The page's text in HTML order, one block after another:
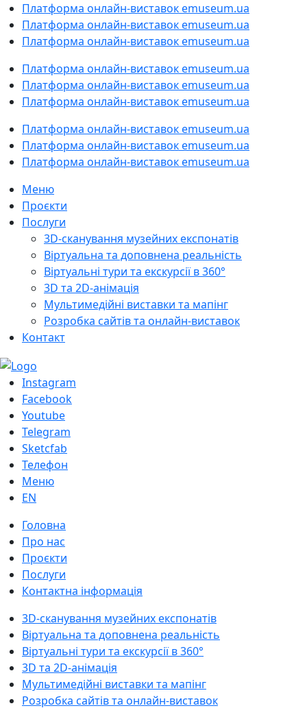
Платформа онлайн-виставок emuseum.ua
Платформа онлайн-виставок emuseum.ua
Платформа онлайн-виставок emuseum.ua
Платформа онлайн-виставок emuseum.ua
Платформа онлайн-виставок emuseum.ua
Платформа онлайн-виставок emuseum.ua
Платформа онлайн-виставок emuseum.ua
Платформа онлайн-виставок emuseum.ua
Платформа онлайн-виставок emuseum.ua
Меню
Проєкти
Послуги
3D-cканування музейних експонатів
Віртуальна та доповнена реальність
Віртуальні тури та екскурсії в 360°
3D та 2D-анімація
Мультимедійні виставки та мапінг
Розробка сайтів та онлайн-виставок
Контакт
Instagram
Facebook
Youtube
Telegram
Sketcfab
Телефон
Меню
EN
Головна
Про нас
Проєкти
Послуги
Контактна інформація
3D-cканування музейних експонатів
Віртуальна та доповнена реальність
Віртуальні тури та екскурсії в 360°
3D та 2D-анімація
Мультимедійні виставки та мапінг
Розробка сайтів та онлайн-виставок